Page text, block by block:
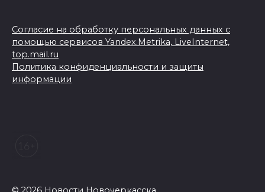
Согласие на обработку персональных данных с
помощью сервисов Yandex.Metrika, LiveInternet,
top.mail.ru
Политика конфиденциальности и защиты
информации